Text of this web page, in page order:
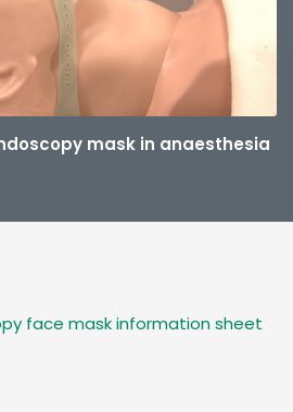
mask in anaesthesia
face mask information sheet